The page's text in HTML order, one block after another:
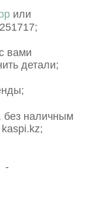
или
вами
детали;
без наличным
-